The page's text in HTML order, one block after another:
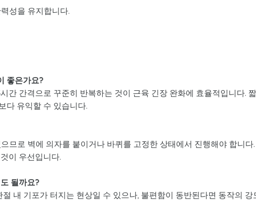
성을 유지합니다.
좋은가요?
간 간격으로 꾸준히 반복하는 것이 근육 긴장 완화에 효율적입니다. 짧
다 유익할 수 있습니다.
므로 벽에 의자를 붙이거나 바퀴를 고정한 상태에서 진행해야 합니다.
이 우선입니다.
될까요?
내 기포가 터지는 현상일 수 있으나, 불편함이 동반된다면 동작의 강